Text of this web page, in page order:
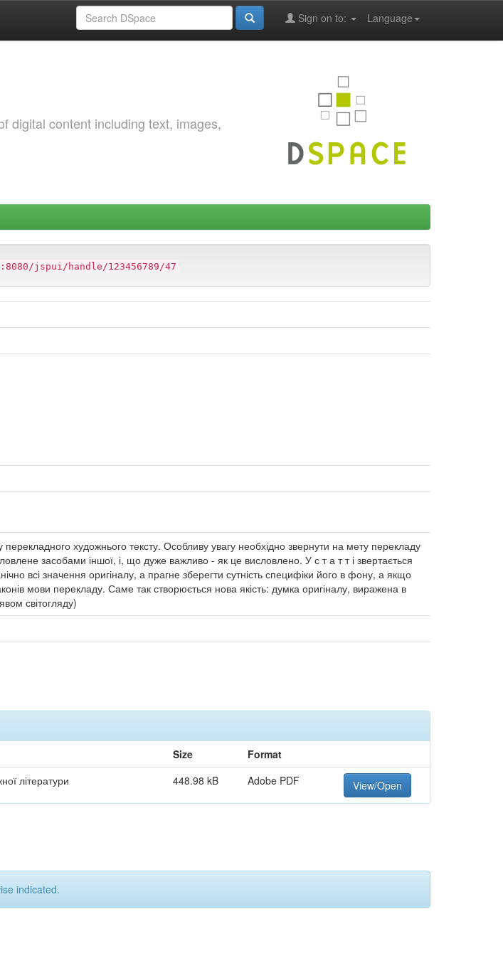
Language
Sign on to:
digital content including text, images,
jspui/handle/123456789/47
перекладного художнього тексту. Особливу увагу необхідно звернути на мету перекладу
засобами іншої, і, що дуже важливо - як це висловлено. У с т а т т і звертається
всі значення оригіналу, а прагне зберегти сутність специфіки його в фону, а якщо
мови перекладу. Саме так створюється нова якість: думка оригіналу, виражена в
світогляду)
Size
Format
літератури 448.98 kB Adobe PDF View/Open
indicated.